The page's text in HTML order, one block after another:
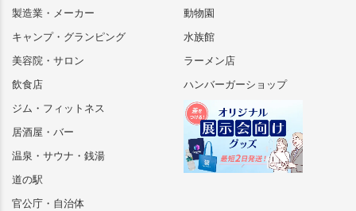
製造業・メーカー
キャンプ・グランピング
美容院・サロン
飲食店
ジム・フィットネス
居酒屋・バー
温泉・サウナ・銭湯
道の駅
官公庁・自治体
動物園
水族館
ラーメン店
ハンバーガーショップ